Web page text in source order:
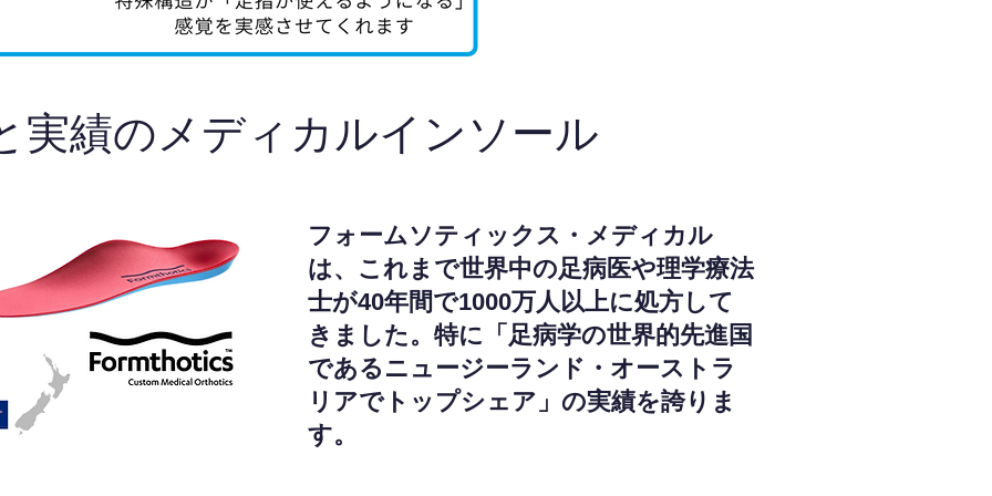
実績のメディカルインソール
フォームソティックス・メディカル
は、これまで世界中の足病医や理学療法
士が40年間で1000万人以上に処方して
きました。特に「足病学の世界的先進国
であるニュージーランド・オーストラ
リアでトップシェア」の実績を誇りま
す。